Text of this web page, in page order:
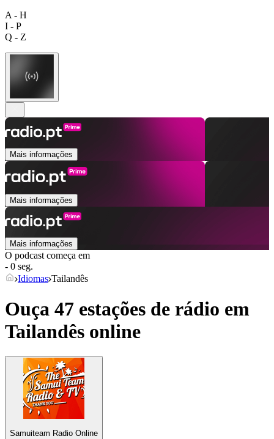
A - H
I - P
Q - Z
Mais informações
Mais informações
Mais informações
O podcast começa em
- 0 seg.
Idiomas Tailandês
Ouça 47 estações de rádio em
Tailandês online
Samuiteam Radio Online